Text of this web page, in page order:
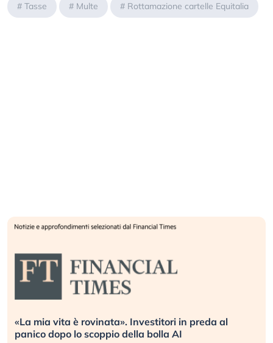
# Tasse # Multe # Rottamazione cartelle Equitalia
«La mia vita è rovinata». Investitori in preda al
panico dopo lo scoppio della bolla AI